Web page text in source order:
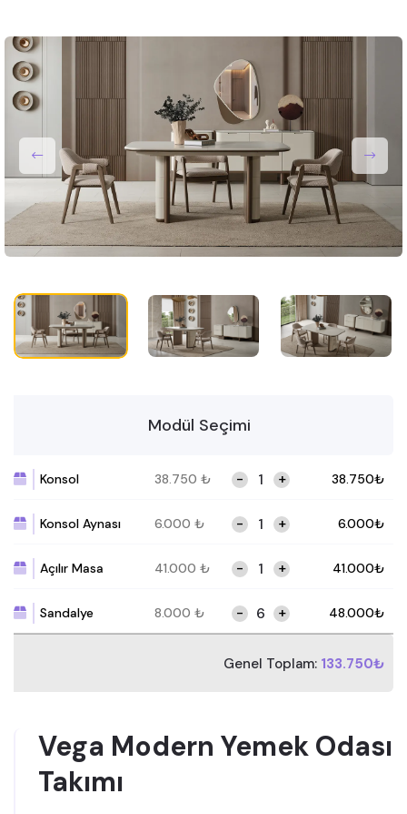
Modül Seçimi
Konsol 38.750 ₺ - + 38.750₺
Konsol Aynası 6.000 ₺ - + 6.000₺
Açılır Masa 41.000 ₺ - + 41.000₺
Sandalye 8.000 ₺ - + 48.000₺
Genel Toplam: 133.750₺
Vega Modern Yemek Odası
Takımı